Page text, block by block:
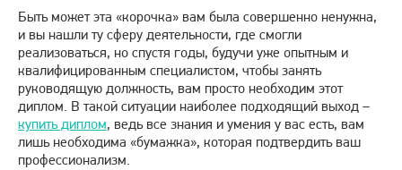
Быть может эта «корочка» вам была совершенно ненужна,
и вы нашли ту сферу деятельности, где смогли
реализоваться, но спустя годы, будучи уже опытным и
квалифицированным специалистом, чтобы занять
руководящую должность, вам просто необходим этот
диплом. В такой ситуации наиболее подходящий выход –
купить диплом, ведь все знания и умения у вас есть, вам
лишь необходима «бумажка», которая подтвердить ваш
профессионализм.